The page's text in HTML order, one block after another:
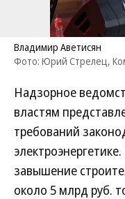
Владимир Аветисян
Фото: Юрий Стрелец,
Надзорное
властям
требований
завышение
около 5 млрд руб.